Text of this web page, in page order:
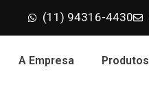
(11) 94316-4430
A Empresa Produtos